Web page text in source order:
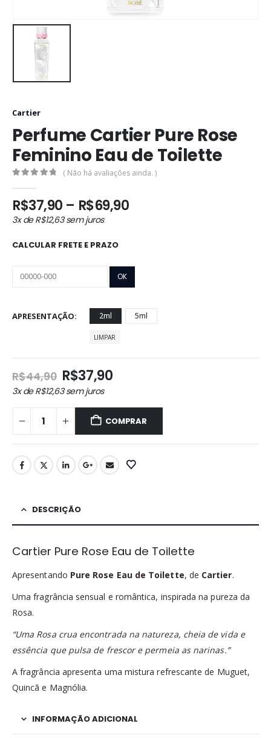
Cartier
Perfume Cartier Pure Rose
Feminino Eau de Toilette
( Não há avaliações ainda. )
R$37,90 – R$69,90Faixa
R$69,90
3x deR$12,63sem juros
CALCULAR FRETE E PRAZO
APRESENTAÇÃO 2ml 5ml
LIMPAR
R$44,90 O
preço
original
era:
R$44,90.
R$37,90O
é:
R$37,90.
3x deR$12,63sem juros
COMPRAR
DESCRIÇÃO
Cartier Pure Rose Eau de Toilette
Apresentando Pure Rose Eau de Toilette, de Cartier.
Uma fragrância sensual e romântica, inspirada na pureza da
Rosa.
“Uma Rosa crua encontrada na natureza, cheia de vida e
essência que pulsa de frescor e permeia as narinas.”
A fragrância apresenta uma mistura refrescante de Muguet,
Quincã e Magnólia.
INFORMAÇÃO ADICIONAL